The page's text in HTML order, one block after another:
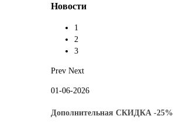
Новости
1
2
3
Prev Next
01-06-2026
Дополнительная СКИДКА -25%